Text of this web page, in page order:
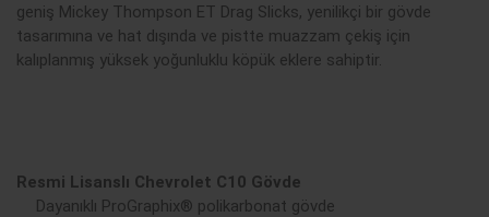
geniş Mickey Thompson ET Drag Slicks, yenilikçi bir gövde
tasarımına ve hat dışında ve pistte muazzam çekiş için
kalıplanmış yüksek yoğunluklu köpük eklere sahiptir.
Resmi Lisanslı Chevrolet C10 Gövde
Dayanıklı ProGraphix® polikarbonat gövde